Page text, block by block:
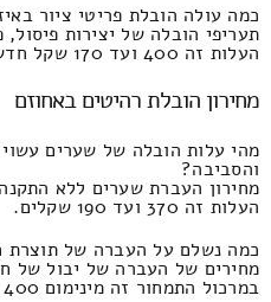
כמה עולה הובלת פריטי ציור
תעריפי הובלה של יצירות פיסול,
העלות זה 400 ועד 170 שקל חדש.
מחירון הובלת רהיטים באחוזם
מהי עלות הובלה של שערים
והסביבה?
מחירון העברת שערים ללא
העלות זה 370 ועד 190 שקלים.
כמה נשלם על העברה של תוצרת
מחירים של העברה של יבול של
במרכול התמחור זה מינימום 400 ₪.